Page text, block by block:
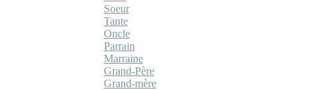
Soeur
Tante
Oncle
Parrain
Marraine
Grand-Père
Grand-mère